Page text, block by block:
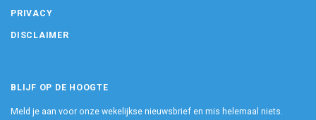
PRIVACY
DISCLAIMER
BLIJF OP DE HOOGTE
Meld je aan voor onze wekelijkse nieuwsbrief en mis helemaal niets.